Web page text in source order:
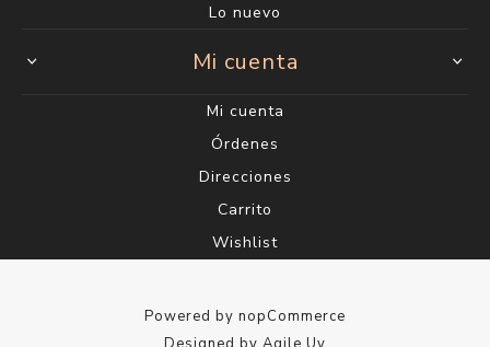
Lo nuevo
Mi cuenta
Mi cuenta
Órdenes
Direcciones
Carrito
Wishlist
Powered by nopCommerce